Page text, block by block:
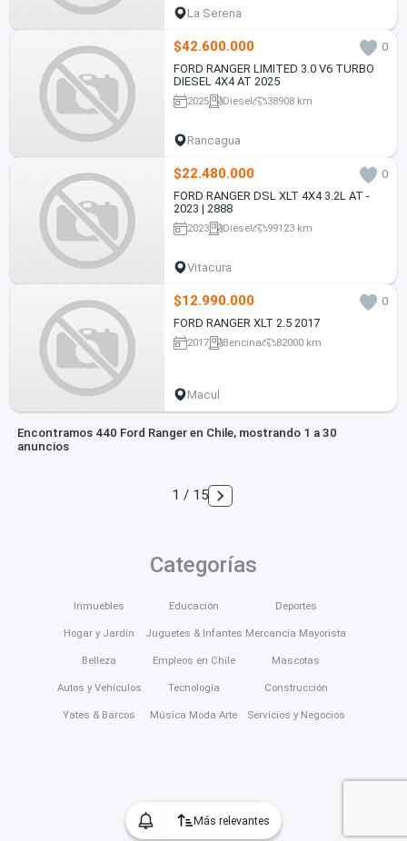
Más relevantes
La Serena
$42.600.000
0
FORD RANGER LIMITED 3.0 V6 TURBO
DIESEL 4X4 AT 2025
2025 Diesel 38908 km
Rancagua
$22.480.000
0
FORD RANGER DSL XLT 4X4 3.2L AT -
2023 | 2888
2023 Diesel 99123 km
Vitacura
$12.990.000
0
FORD RANGER XLT 2.5 2017
2017 Bencina 82000 km
Macul
Encontramos 440 Ford Ranger en Chile, mostrando 1 a 30
anuncios
1 / 15
Categorías
Inmuebles
Hogar y Jardín
Belleza
Autos y Vehículos
Yates & Barcos
Educación
Juguetes & Infantes
Empleos en Chile
Tecnología
Música Moda Arte
Deportes
Mercancía Mayorista
Mascotas
Construcción
Servicios y Negocios